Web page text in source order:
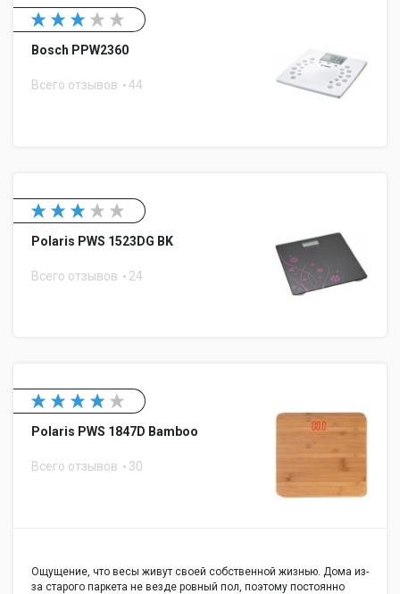
Bosch PPW2360
Всего отзывов 44
Polaris PWS 1523DG BK
Всего отзывов 24
Polaris PWS 1847D Bamboo
Всего отзывов 30
Ощущение, что весы живут своей собственной жизнью. Дома из-
за старого паркета не везде ровный пол, поэтому постоянно